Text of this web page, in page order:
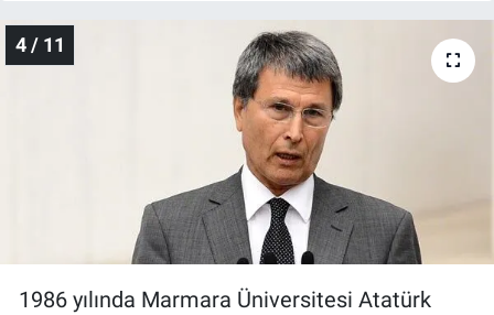
4 / 11
1986 yılında Marmara Üniversitesi Atatürk